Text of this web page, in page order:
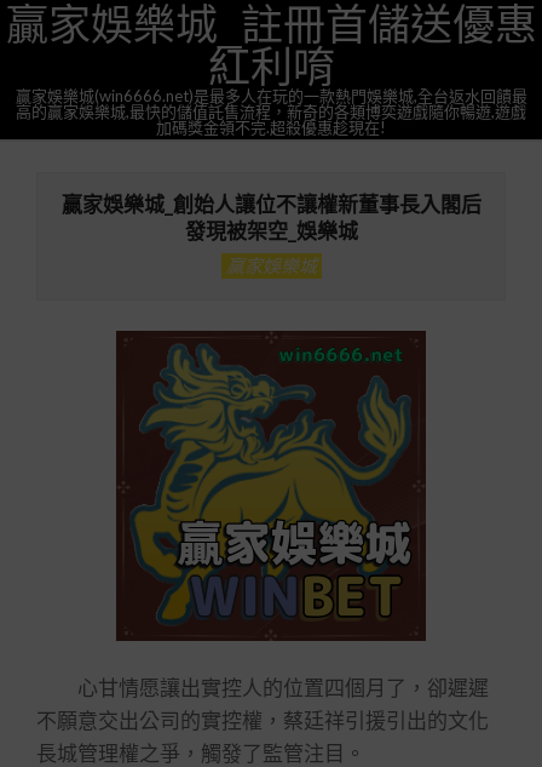
Skip
to贏家娛樂城_註冊首儲送優惠
紅利唷
贏家娛樂城(win6666.net)是最多人在玩的一款熱門娛樂城,全台返水回饋最
高的贏家娛樂城,最快的儲值託售流程，新奇的各類博奕遊戲隨你暢遊,遊戲
加碼獎金領不完.超殺優惠趁現在!
贏家娛樂城_創始人讓位不讓權新董事長入閣后
發現被架空_娛樂城
贏家娛樂城
心甘情愿讓出實控人的位置四個月了，卻遲遲
不願意交出公司的實控權，蔡廷祥引援引出的文化
長城管理權之爭，觸發了監管注目。